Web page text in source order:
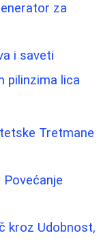
za
i saveti
pilinzima lica
Tretmane
Povećanje
kroz Udobnost,